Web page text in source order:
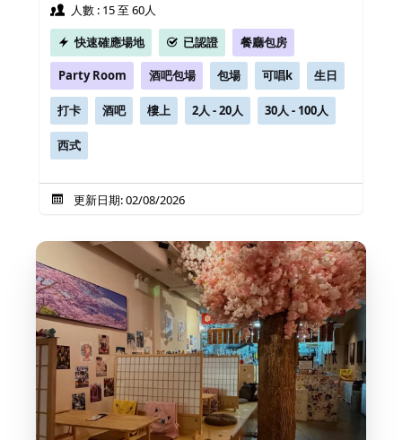
人數 : 15 至 60人
快速確應場地
已認證 餐廳包房
Party Room 酒吧包場 包場 可唱k 生日
打卡 酒吧 樓上 2人 - 20人 30人 - 100人
西式
更新日期: 02/08/2026